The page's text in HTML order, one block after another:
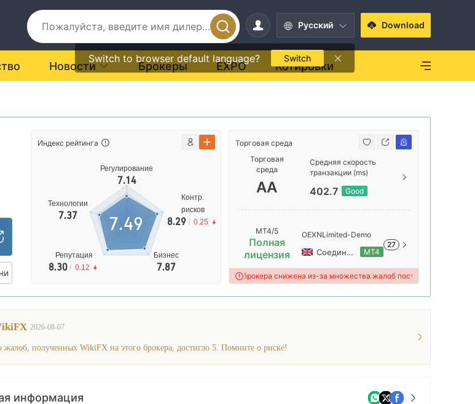
Pусский
Switch to browser default language? Switch
Download
Новости Брокеры EXPO Котировки
Индекс рейтинга
Регулирование
7.14
Технологии
7.37
Репутация
8.30 / 0.12
Бизнес
7.87
Контр.
рисков
8.29 / 0.25
7.49
Торговая среда
Торговая
среда
AA
Средняя скорость
транзакции (ms)
402.7 Good
MT4/5
Полная
лицензия
OEXNLimited-Demo
Соединенное Королевство MT4
27
Оценка WikiFX этого брокера снижена из-за множества жалоб поступивших от
2026-08-07
жалоб, полученных WikiFX на этого брокера, достигло 5. Помните о риске!
информация